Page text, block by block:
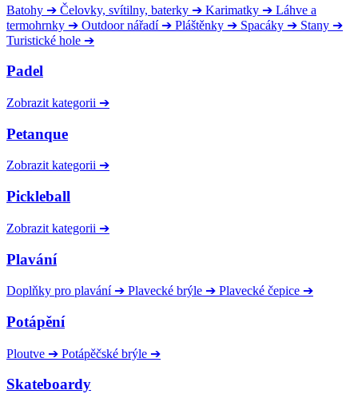
Batohy ➔ Čelovky, svítilny, baterky ➔ Karimatky ➔ Láhve a
termohrnky ➔ Outdoor nářadí ➔ Pláštěnky ➔ Spacáky ➔ Stany ➔
Turistické hole ➔
Padel
Zobrazit kategorii ➔
Petanque
Zobrazit kategorii ➔
Pickleball
Zobrazit kategorii ➔
Plavání
Doplňky pro plavání ➔ Plavecké brýle ➔ Plavecké čepice ➔
Potápění
Ploutve ➔ Potápěčské brýle ➔
Skateboardy